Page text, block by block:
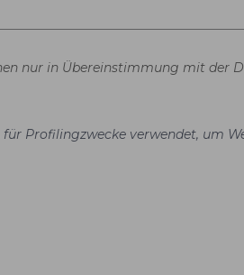
nur in Übereinstimmung mit der
Profilingzwecke verwendet, um